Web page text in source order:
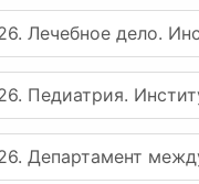
Лечебное дело.
Педиатрия.
Департамент